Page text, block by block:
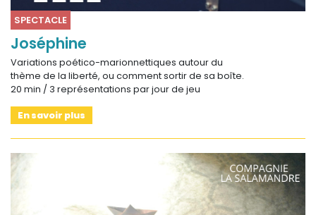
SPECTACLE
Joséphine
Variations poético-marionnettiques autour du
thème de la liberté, ou comment sortir de sa boîte.
20 min / 3 représentations par jour de jeu
En savoir plus